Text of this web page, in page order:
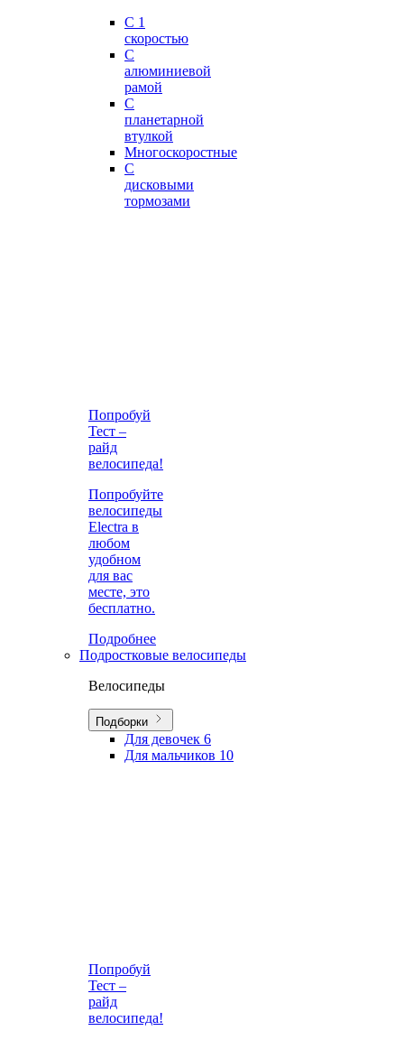
С 1
скоростью
С
алюминиевой
рамой
С
планетарной
втулкой
Многоскоростные
С
дисковыми
тормозами
Попробуй
Тест –
райд
велосипеда!
Попробуйте
велосипеды
Electra в
любом
удобном
для вас
месте, это
бесплатно.
Подробнее
Подростковые велосипеды
Велосипеды
Подборки
Для девочек 6
Для мальчиков 10
Попробуй
Тест –
райд
велосипеда!